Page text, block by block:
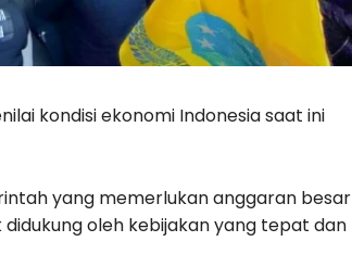
kondisi ekonomi Indonesia saat ini
yang memerlukan anggaran besar
oleh kebijakan yang tepat dan